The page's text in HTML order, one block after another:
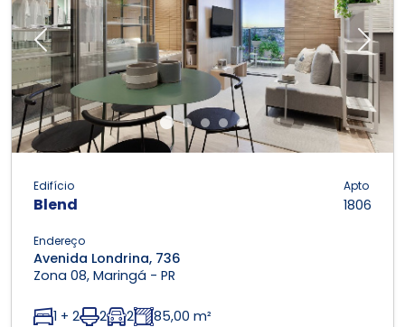
Previous Next
Edifício
Blend
Apto
1806
Endereço
Avenida Londrina, 736
Zona 08, Maringá - PR
1 + 2 2 2 85,00 m²